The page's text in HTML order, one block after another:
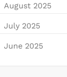
August 2025
July 2025
June 2025